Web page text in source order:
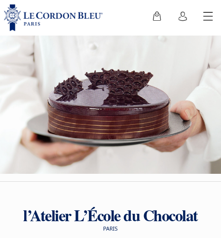
l’Atelier L’École du Chocolat
PARIS